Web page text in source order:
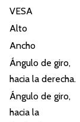
VESA
Alto
Ancho
Ángulo de giro,
hacia la derecha.
Ángulo de giro,
hacia la